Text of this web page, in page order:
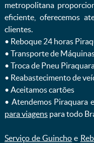
metropolitana
eficiente, oferecemos
clientes.
ㅤㅤ• Reboque 24 horas
ㅤㅤ• Transporte de
ㅤㅤ• Troca de Pneu
ㅤㅤ• Reabastecimento de
ㅤㅤ• Aceitamos cartões
ㅤㅤ• Atendemos
para viagenspara todo
Serviço de Guincho e